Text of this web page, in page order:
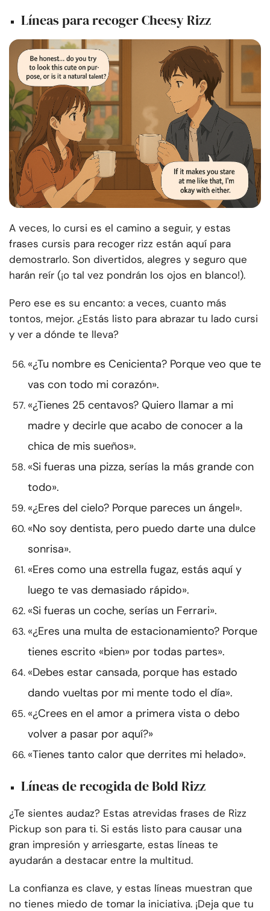
Líneas para recoger Cheesy Rizz
A veces, lo cursi es el camino a seguir, y estas
frases cursis para recoger rizz están aquí para
demostrarlo. Son divertidos, alegres y seguro que
harán reír (¡o tal vez pondrán los ojos en blanco!).
Pero ese es su encanto: a veces, cuanto más
tontos, mejor. ¿Estás listo para abrazar tu lado cursi
y ver a dónde te lleva?
«¿Tu nombre es Cenicienta? Porque veo que te
vas con todo mi corazón».
«¿Tienes 25 centavos? Quiero llamar a mi
madre y decirle que acabo de conocer a la
chica de mis sueños».
«Si fueras una pizza, serías la más grande con
todo».
«¿Eres del cielo? Porque pareces un ángel».
«No soy dentista, pero puedo darte una dulce
sonrisa».
«Eres como una estrella fugaz, estás aquí y
luego te vas demasiado rápido».
«Si fueras un coche, serías un Ferrari».
«¿Eres una multa de estacionamiento? Porque
tienes escrito «bien» por todas partes».
«Debes estar cansada, porque has estado
dando vueltas por mi mente todo el día».
«¿Crees en el amor a primera vista o debo
volver a pasar por aquí?»
«Tienes tanto calor que derrites mi helado».
Líneas de recogida de Bold Rizz
¿Te sientes audaz? Estas atrevidas frases de Rizz
Pickup son para ti. Si estás listo para causar una
gran impresión y arriesgarte, estas líneas te
ayudarán a destacar entre la multitud.
La confianza es clave, y estas líneas muestran que
no tienes miedo de tomar la iniciativa. ¡Deja que tu